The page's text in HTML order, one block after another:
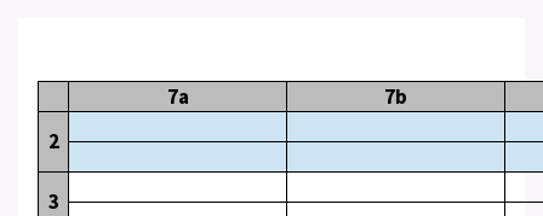
7a
7b
2
3